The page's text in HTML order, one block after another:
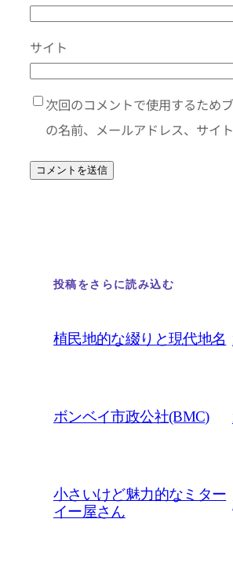
サイト
次回のコメントで使用するため
の名前、メールアドレス、サイ
投稿をさらに読み込む
植民地的な綴りと現代地名
ボンベイ市政公社(BMC)
小さいけど魅力的なミター
イー屋さん